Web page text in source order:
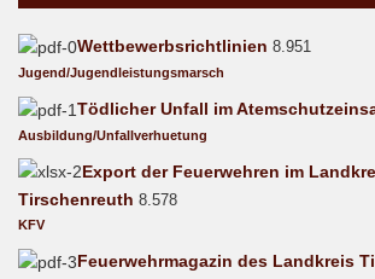
Wettbewerbsrichtlinien 8.951
Jugend/Jugendleistungsmarsch
Tödlicher Unfall im
Ausbildung/Unfallverhuetung
Export der Feuerwehren im
Tirschenreuth 8.578
KFV
Feuerwehrmagazin des Landkreis